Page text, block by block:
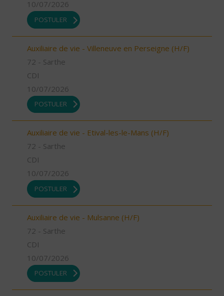
10/07/2026
POSTULER
Auxiliaire de vie - Villeneuve en Perseigne (H/F)
72 - Sarthe
CDI
10/07/2026
POSTULER
Auxiliaire de vie - Etival-les-le-Mans (H/F)
72 - Sarthe
CDI
10/07/2026
POSTULER
Auxiliaire de vie - Mulsanne (H/F)
72 - Sarthe
CDI
10/07/2026
POSTULER